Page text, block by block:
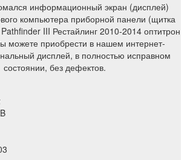
информационный экран (дисплей)
компьютера приборной панели (щитка
III Рестайлинг 2010-2014 оптитрон
можете приобрести в нашем интернет-
дисплей, в полностью исправном
состоянии, без дефектов.